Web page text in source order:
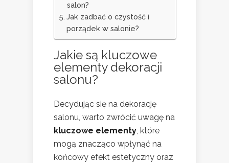
salon?
Jak zadbać o czystość i
porządek w salonie?
Jakie są kluczowe
elementy dekoracji
salonu?
Decydując się na dekorację
salonu, warto zwrócić uwagę na
kluczowe elementy, które
mogą znacząco wpłynąć na
końcowy efekt estetyczny oraz